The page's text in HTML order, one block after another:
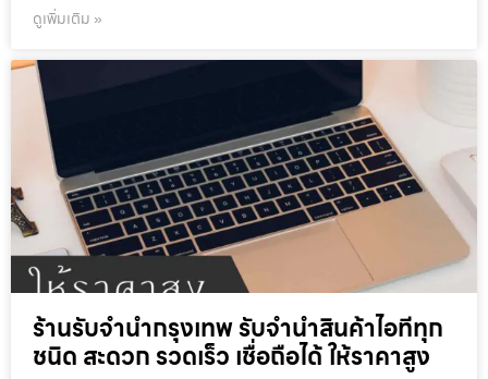
ดูเพิ่มเติม »
ร้านรับจำนำกรุงเทพ รับจำนำสินค้าไอทีทุก
ชนิด สะดวก รวดเร็ว เชื่อถือได้ ให้ราคาสูง